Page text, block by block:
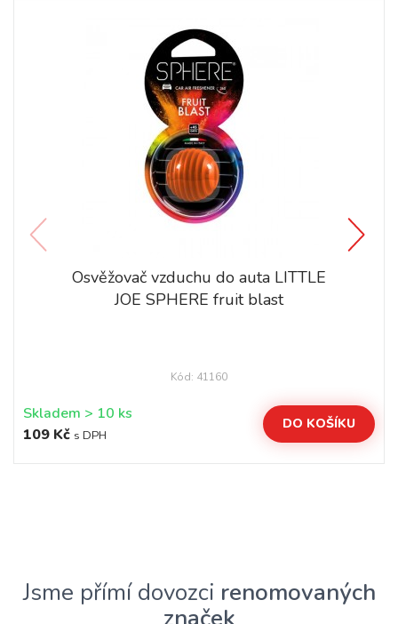
Osvěžovač vzduchu do auta LITTLE
JOE SPHERE fruit blast
Kód: 41160
Skladem > 10 ks
109 Kč s DPH
DO KOŠÍKU
Jsme přímí dovozci renomovaných